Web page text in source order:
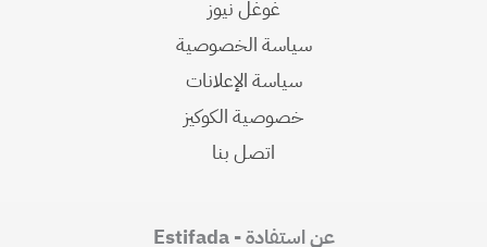
غوغل نيوز
سياسة الخصوصية
سياسة الإعلانات
خصوصية الكوكيز
اتصل بنا
عن استفادة - Estifada